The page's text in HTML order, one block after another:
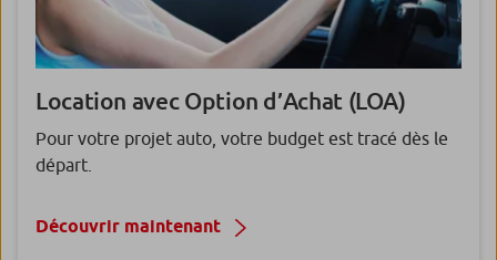
Location avec Option d’Achat (LOA)
Pour votre projet auto, votre budget est tracé dès le
départ.
Découvrir maintenant